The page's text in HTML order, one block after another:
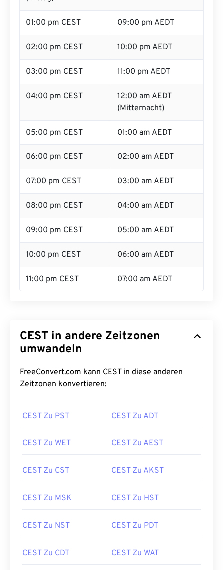
01:00 pm CEST 09:00 pm AEDT
02:00 pm CEST 10:00 pm AEDT
03:00 pm CEST 11:00 pm AEDT
04:00 pm CEST
12:00 am AEDT
(Mitternacht)
05:00 pm CEST 01:00 am AEDT
06:00 pm CEST 02:00 am AEDT
07:00 pm CEST 03:00 am AEDT
08:00 pm CEST 04:00 am AEDT
09:00 pm CEST 05:00 am AEDT
10:00 pm CEST 06:00 am AEDT
11:00 pm CEST 07:00 am AEDT
CEST in andere Zeitzonen
umwandeln
FreeConvert.com kann CEST in diese anderen
Zeitzonen konvertieren:
CEST Zu PST CEST Zu ADT
CEST Zu WET CEST Zu AEST
CEST Zu CST CEST Zu AKST
CEST Zu MSK CEST Zu HST
CEST Zu NST CEST Zu PDT
CEST Zu CDT CEST Zu WAT